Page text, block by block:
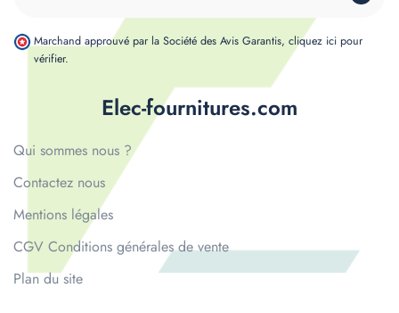
Elec-fournitures.com
Qui sommes nous ?
Contactez nous
Mentions légales
CGV Conditions générales de vente
Plan du site
Marchand approuvé par la Société des Avis Garantis, cliquez ici pour
vérifier.